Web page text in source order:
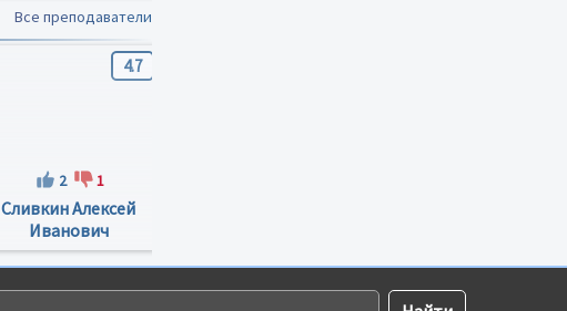
Все преподаватели
4.7
2 1
Сливкин Алексей
Иванович